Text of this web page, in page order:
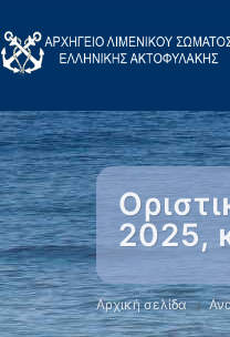
2025,
Αρχική σελίδα